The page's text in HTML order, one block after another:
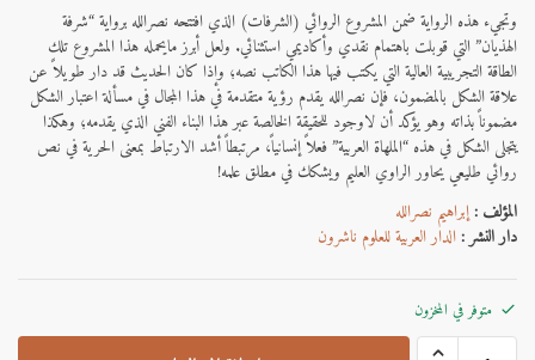
وتجيء هذه الرواية ضمن المشروع الروائي (الشرفات) الذي افتتحه نصرالله برواية “شرفة
الهذيان” التي قوبلت باهتمام نقدي وأكاديمي استثنائي. ولعل أبرز مايحمله هذا المشروع تلك
الطاقة التجريبية العالية التي يكتب فيها هذا الكاتب نصه؛ وإذا كان الحديث قد دار طويلاً عن
علاقة الشكل بالمضمون، فإن نصرالله يقدم رؤية متقدمة في هذا المجال في مسألة اعتبار الشكل
مضموناً بذاته وهو يؤكد أن لاوجود للحقيقة الخالصة عبر هذا البناء الفني الذي يقدمه؛ وهكذا
يتجلى الشكل في هذه “الملهاة العربية” فعلاً إنسانياً، مرتبطاً أشد الارتباط بمعنى الحرية في نص
روائي طليعي يحاور الراوي العليم ويشكك في مطلق علمه!
المؤلف :إبراهيم نصرالله
دار النشر :الدار العربية للعلوم ناشرون
متوفر في المخزون